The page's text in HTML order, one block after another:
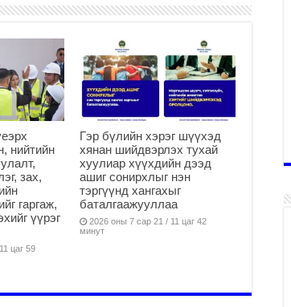
нийтийн
зах,
гаргаж,
үүрэг
цаг 59
Гэр бүлийн хэрэг шүүхэд
хянан шийдвэрлэх тухай
хуулиар хүүхдийн дээд
ашиг сонирхлыг нэн
тэргүүнд хангахыг
баталгаажууллаа
2026 оны 7 сар 21 / 11 цаг 42
минут